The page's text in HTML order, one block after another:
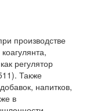
производстве
регулятор
Также
напитков,
в